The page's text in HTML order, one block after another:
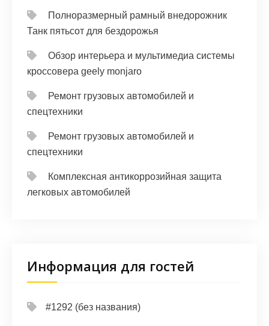
Полноразмерный рамный внедорожник
Танк пятьсот для бездорожья
Обзор интерьера и мультимедиа системы
кроссовера geely monjaro
Ремонт грузовых автомобилей и
спецтехники
Ремонт грузовых автомобилей и
спецтехники
Комплексная антикоррозийная защита
легковых автомобилей
Информация для гостей
#1292 (без названия)